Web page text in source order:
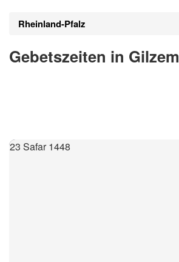
Rheinland-Pfalz
Gebetszeiten in
23 Safar 1448